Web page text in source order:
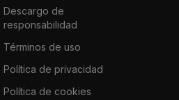
Descargo de
responsabilidad
Términos de uso
Política de privacidad
Política de cookies